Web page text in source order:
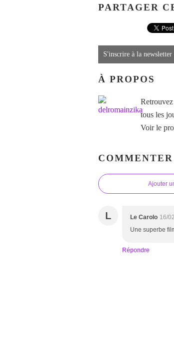
PARTAGER
S'inscrire à la newsletter
À PROPOS
tous les
Voir le
Ajouter
L Le Carolo 16/
Une superbe
Répondre